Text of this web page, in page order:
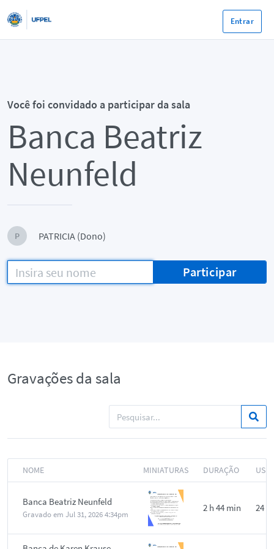
Entrar
Você foi convidado a participar da sala
Banca Beatriz
Neunfeld
P PATRICIA (Dono)
Participar
Gravações da sala
NOME MINIATURAS DURAÇÃO
Banca Beatriz Neunfeld
Gravado em Jul 31, 2026 4:34pm
2 h 44 min 24